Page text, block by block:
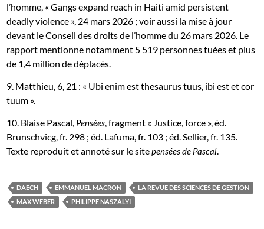
l’homme, « Gangs expand reach in Haiti amid persistent
deadly violence », 24 mars 2026 ; voir aussi la mise à jour
devant le Conseil des droits de l’homme du 26 mars 2026. Le
rapport mentionne notamment 5 519 personnes tuées et plus
de 1,4 million de déplacés.
9. Matthieu, 6, 21 : « Ubi enim est thesaurus tuus, ibi est et cor
tuum ».
10. Blaise Pascal, Pensées, fragment « Justice, force », éd.
Brunschvicg, fr. 298 ; éd. Lafuma, fr. 103 ; éd. Sellier, fr. 135.
Texte reproduit et annoté sur le sitepensées de Pascal.
DAECH EMMANUEL MACRON
LA REVUE DES SCIENCES DE GESTION
MAX WEBER
PHILIPPE NASZALYI